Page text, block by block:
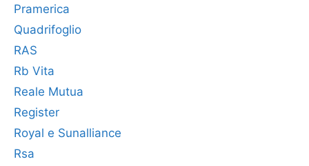
Pramerica
Quadrifoglio
RAS
Rb Vita
Reale Mutua
Register
Royal e Sunalliance
Rsa